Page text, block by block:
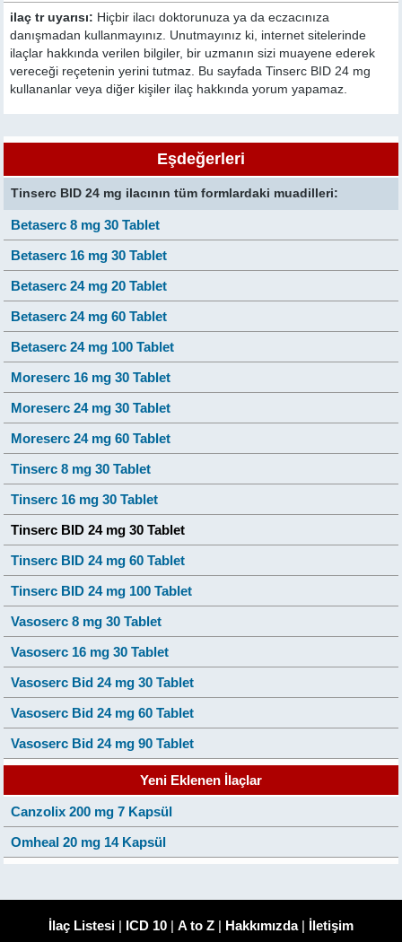
ilaç tr uyarısı: Hiçbir ilacı doktorunuza ya da eczacınıza
danışmadan kullanmayınız. Unutmayınız ki, internet sitelerinde
ilaçlar hakkında verilen bilgiler, bir uzmanın sizi muayene ederek
vereceği reçetenin yerini tutmaz. Bu sayfada Tinserc BID 24 mg
kullananlar veya diğer kişiler ilaç hakkında yorum yapamaz.
Eşdeğerleri
Tinserc BID 24 mg ilacının tüm formlardaki muadilleri:
Betaserc 8 mg 30 Tablet
Betaserc 16 mg 30 Tablet
Betaserc 24 mg 20 Tablet
Betaserc 24 mg 60 Tablet
Betaserc 24 mg 100 Tablet
Moreserc 16 mg 30 Tablet
Moreserc 24 mg 30 Tablet
Moreserc 24 mg 60 Tablet
Tinserc 8 mg 30 Tablet
Tinserc 16 mg 30 Tablet
Tinserc BID 24 mg 30 Tablet
Tinserc BID 24 mg 60 Tablet
Tinserc BID 24 mg 100 Tablet
Vasoserc 8 mg 30 Tablet
Vasoserc 16 mg 30 Tablet
Vasoserc Bid 24 mg 30 Tablet
Vasoserc Bid 24 mg 60 Tablet
Vasoserc Bid 24 mg 90 Tablet
Yeni Eklenen İlaçlar
Canzolix 200 mg 7 Kapsül
Omheal 20 mg 14 Kapsül
İlaç Listesi | ICD 10 | A to Z | Hakkımızda| İletişim